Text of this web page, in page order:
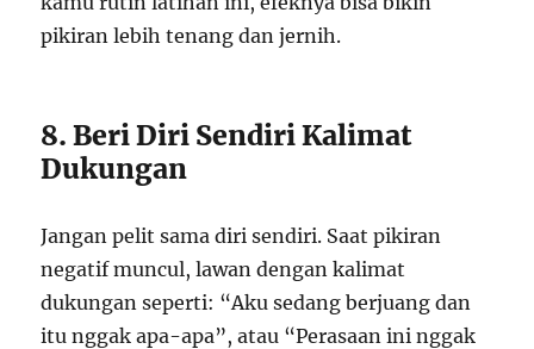
pikiran lebih tenang dan jernih.
8. Beri Diri Sendiri Kalimat
Dukungan
Jangan pelit sama diri sendiri. Saat pikiran
negatif muncul, lawan dengan kalimat
dukungan seperti: “Aku sedang berjuang dan
itu nggak apa-apa”, atau “Perasaan ini nggak